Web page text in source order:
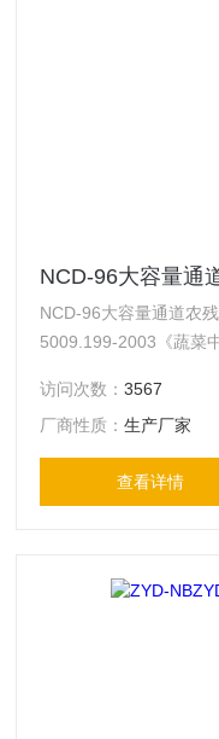
NCD-96大容量通
NCD-96大容量通道农
5009.199-2003《蔬菜
酸酯类农药残毒快速检
水果、粮食、茶叶、水
留。具有检测容量大（
点。适用于各级农产品
访问次数：3567
厂商性质：生产厂家
查看详情